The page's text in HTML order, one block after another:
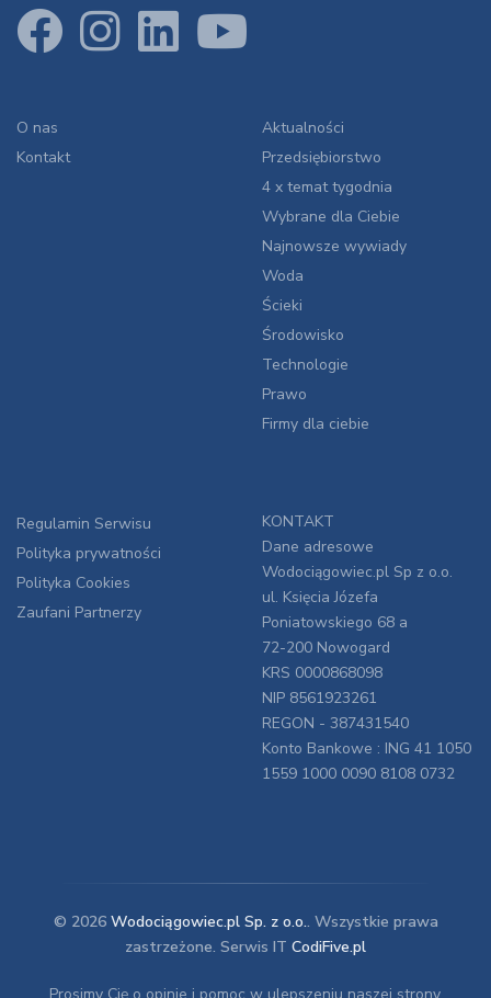
O nas
Kontakt
Aktualności
Przedsiębiorstwo
4 x temat tygodnia
Wybrane dla Ciebie
Najnowsze wywiady
Woda
Ścieki
Środowisko
Technologie
Prawo
Firmy dla ciebie
Regulamin Serwisu
Polityka prywatności
Polityka Cookies
Zaufani Partnerzy
KONTAKT
Dane adresowe
Wodociągowiec.pl Sp z o.o.
ul. Księcia Józefa
Poniatowskiego 68 a
72-200 Nowogard
KRS 0000868098
NIP 8561923261
REGON - 387431540
Konto Bankowe : ING 41 1050
1559 1000 0090 8108 0732
© 2026 Wodociągowiec.pl Sp. z o.o.. Wszystkie prawa
zastrzeżone. Serwis IT CodiFive.pl